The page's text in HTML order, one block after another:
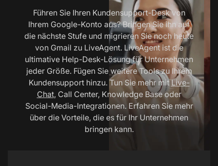
Führen Sie Ihren Kundensupport-Desk von
Ihrem Google-Konto aus? Bringen Sie ihn auf
die nächste Stufe und migrieren Sie noch heute
von Gmail zu LiveAgent. LiveAgent ist die
ultimative Help-Desk-Lösung für Unternehmen
jeder Größe. Fügen Sie weitere Tools zu Ihrem
Kundensupport hinzu. Tun Sie mehr mitLive-
Chat, Call Center, Knowledge Base oder
Social-Media-Integrationen. Erfahren Sie mehr
über die Vorteile, die es für Ihr Unternehmen
bringen kann.